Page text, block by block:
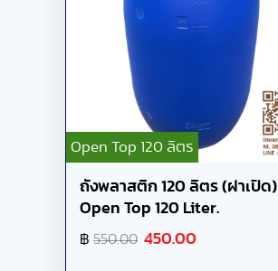
Open Top 120 ลิตร
ถังพลาสติก 120 ลิตร (ฝาเปิด)
Open Top 120 Liter.
฿ 550.00 450.00